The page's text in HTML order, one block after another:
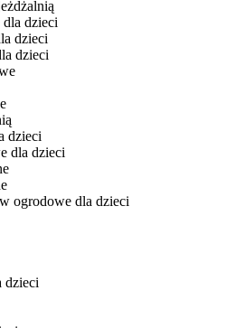
dzieci
dzieci
dzieci
dzieci
dla dzieci
ogrodowe dla dzieci
dzieci